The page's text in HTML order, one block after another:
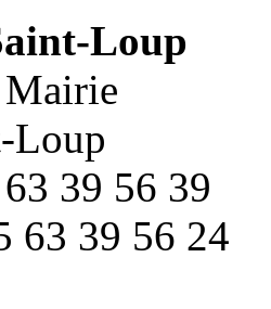
Loup
Mairie
Loup
39 56 39
63 39 56 24